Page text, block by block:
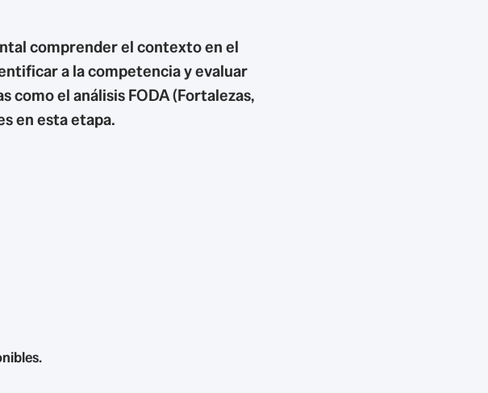
comprender el contexto en el
a la competencia y evaluar
el análisis FODA (Fortalezas,
en esta etapa.